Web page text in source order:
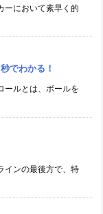
ーにおいて素早く的
でわかる！
ールとは、ボールを
インの最後方で、特